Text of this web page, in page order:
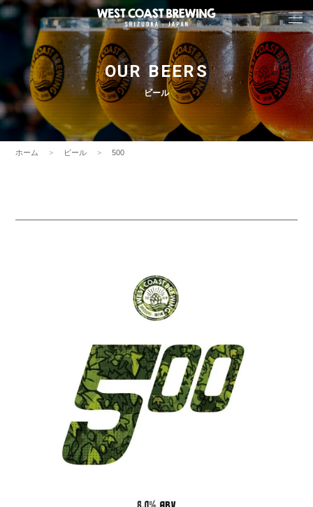
OUR BEERS
ビール
ホーム ビール 500